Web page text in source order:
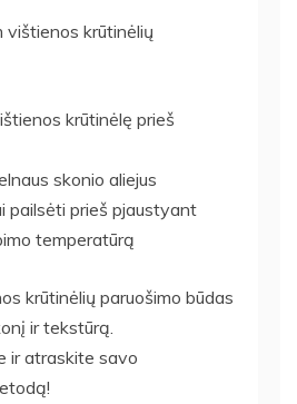
vištienos krūtinėlių
krūtinėlę prieš
skonio aliejus
pailsėti prieš pjaustyant
temperatūrą
krūtinėlių paruošimo būdas
ir tekstūrą.
ir atraskite savo